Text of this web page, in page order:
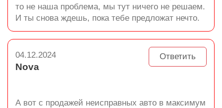
то не наша проблема, мы тут ничего не решаем.
И ты снова ждешь, пока тебе предложат нечто.
Ответить
04.12.2024
Nova
А вот с продажей неисправных авто в максимум